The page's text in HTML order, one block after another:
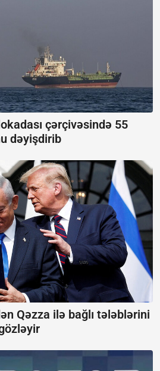
çərçivəsində 55
dəyişdirib
Qəzza ilə bağlı tələblərini